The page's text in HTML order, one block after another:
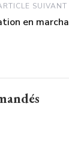
SUIVANT
en